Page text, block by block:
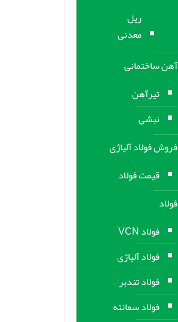
ریل
معدنی
آهن ساختمانی
تیرآهن
نبشی
فروش فولاد آلیاژی
قیمت فولاد
فولاد
فولاد VCN
فولاد آلیاژی
فولاد تندبر
فولاد سمانته